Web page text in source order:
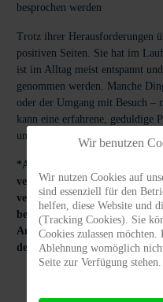
besprochen werden
Trotz ihrer Herausforderungen
positiven Seiten. Sie hat im
ist im Alltag meist entspannt
genommen werden. Manche
oder der Umgang mit Besuch –
kann eine erfahrene, geduldige
unglaublich dankbar.
*Achtung:
vermittelnden Hundes
verfasst. Der zu vermittelnde
bekannt und wir haften nicht
Angaben. Interessieren Sie
den derzeitigen Halter bitte
Wir benutzen
Wir nutzen Cookies auf
sind essenziell für den
helfen, diese Website und
(Tracking Cookies). Sie
Cookies zulassen möchten.
Ablehnung womöglich
Seite zur Verfügung stehen.